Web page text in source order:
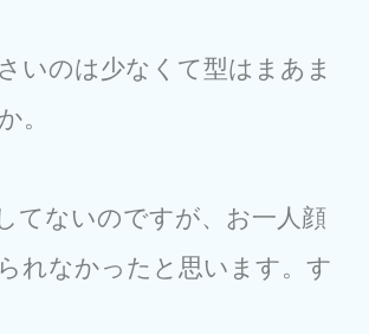
いのは少なくて型はまあま
。
てないのですが、お一人顔
れなかったと思います。す